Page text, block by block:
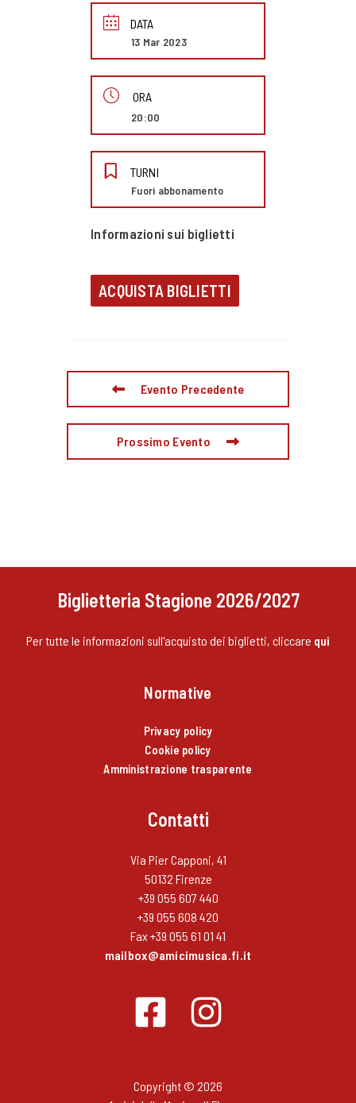
DATA
13 Mar 2023
ORA
20:00
TURNI
Fuori abbonamento
Informazioni sui biglietti
ACQUISTA BIGLIETTI
Evento Precedente
Prossimo Evento
Biglietteria Stagione 2026/2027
Per tutte le informazioni sull'acquisto dei biglietti, cliccare qui
Normative
Privacy policy
Cookie policy
Amministrazione trasparente
Contatti
Via Pier Capponi, 41
50132 Firenze
+39 055 607 440
+39 055 608 420
Fax +39 055 61 01 41
mailbox@amicimusica.fi.it
Copyright © 2026